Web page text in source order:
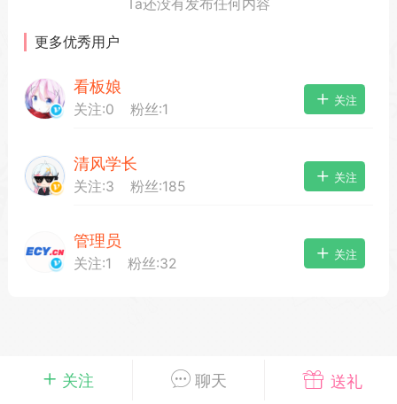
萌新报道
手绘画师 游戏中心
员
04-03 16:49
电脑端 公开内容
起开发属于大家的“二次元宇宙”
~为爱发电~持续更新~
关注 聊天 送礼
Ta还没有发布任何内容
更多优秀用户
看板娘
关注:0 粉丝:1
关注
清风学长
关注:3 粉丝:185
关注
管理员
关注:1 粉丝:32
关注